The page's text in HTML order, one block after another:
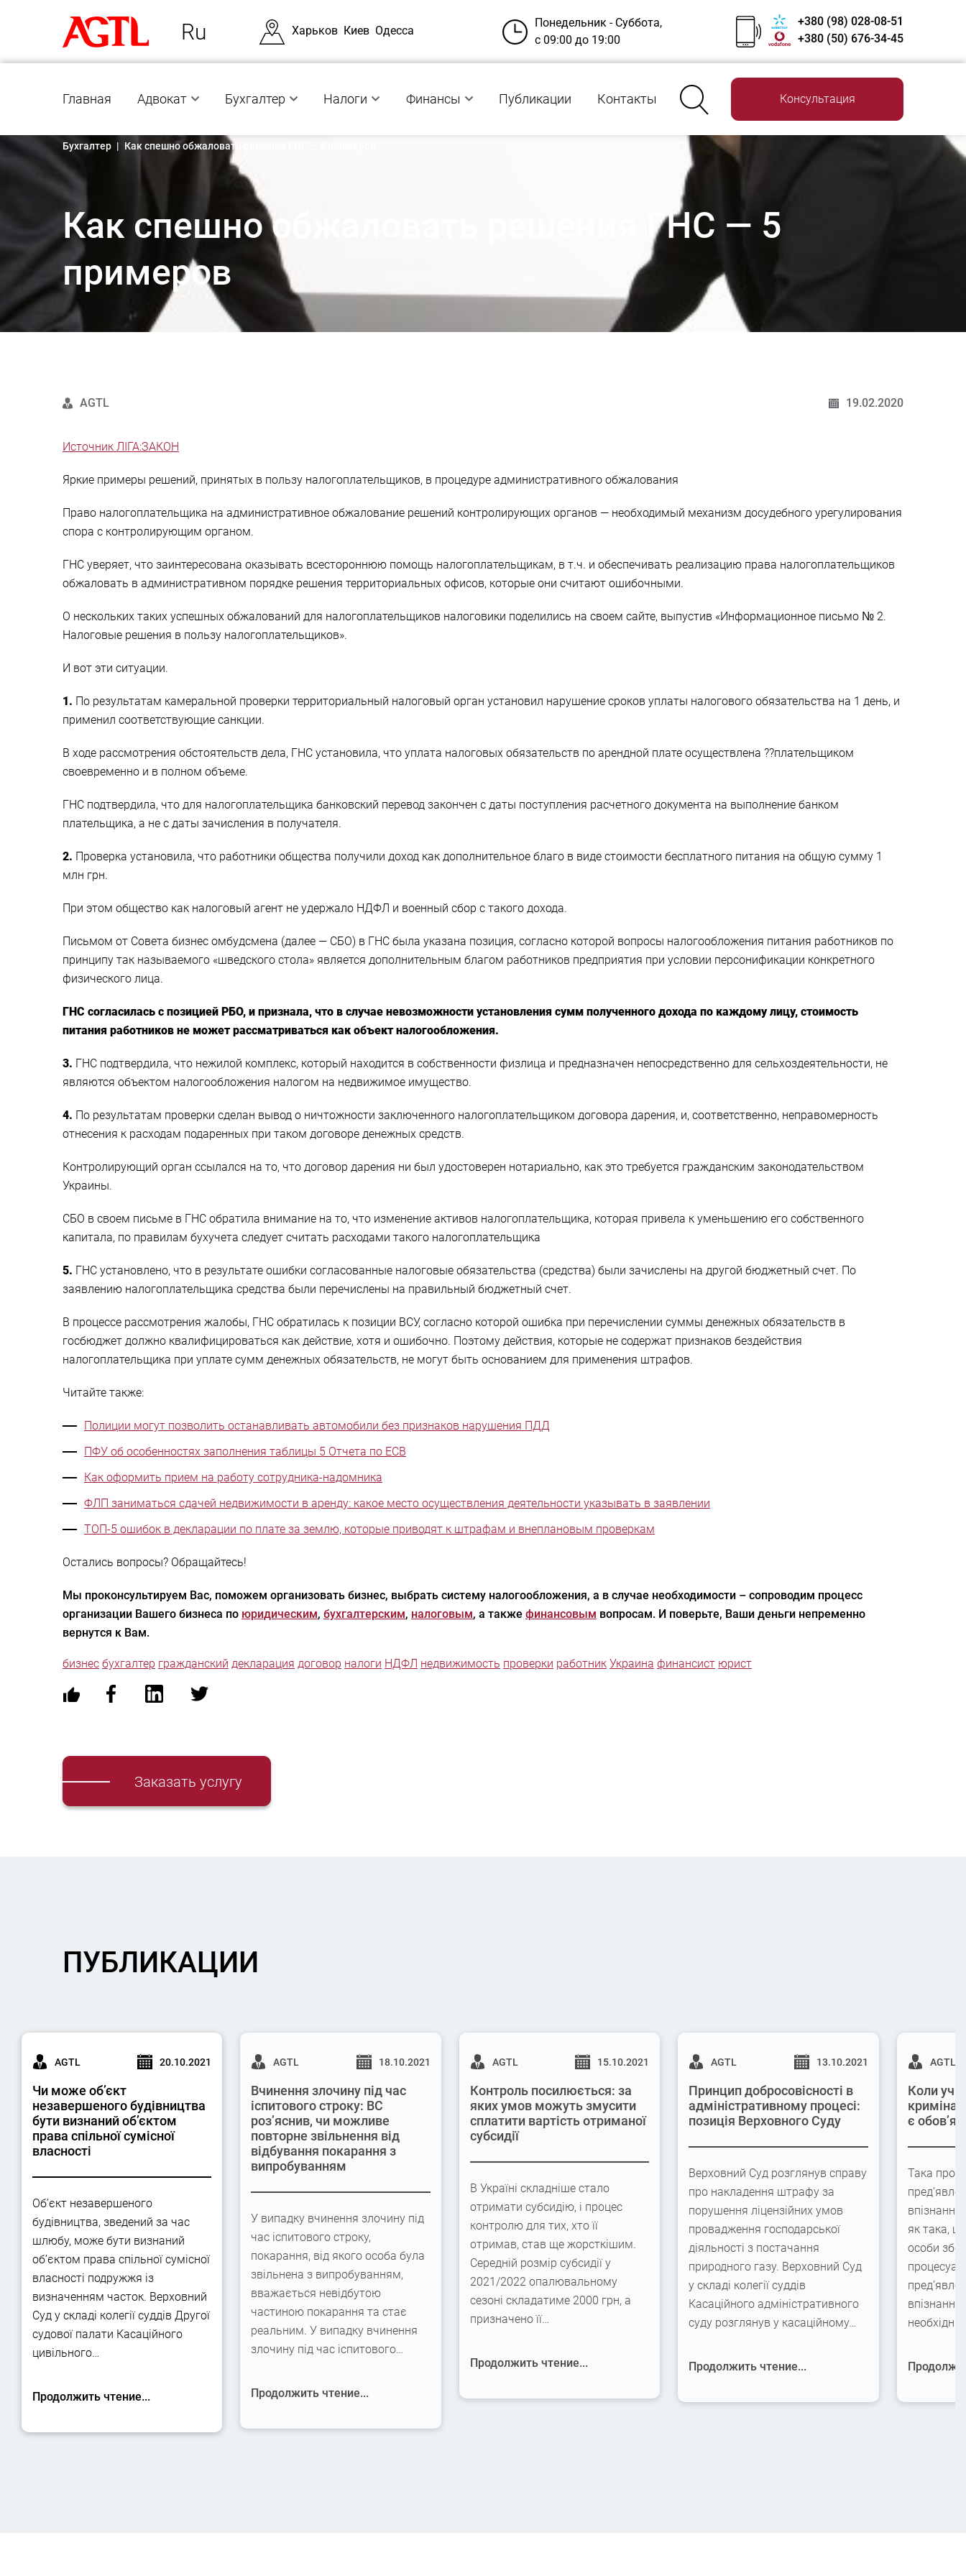
Ru Харьков Киев Одесса
Понедельник - Суббота,
с 09:00 до 19:00
+380 (98) 028-08-51
+380 (50) 676-34-45
Главная Адвокат Бухгалтер Налоги Финансы Публикации Контакты Консультация
Бухгалтер | Как спешно обжаловать решения ГНС — 5 примеров
Как спешно обжаловать решения ГНС — 5
примеров
AGTL 19.02.2020
Источник ЛІГА:ЗАКОН
Яркие примеры решений, принятых в пользу налогоплательщиков, в процедуре административного обжалования
Право налогоплательщика на административное обжалование решений контролирующих органов — необходимый механизм досудебного урегулирования
спора с контролирующим органом.
ГНС уверяет, что заинтересована оказывать всестороннюю помощь налогоплательщикам, в т.ч. и обеспечивать реализацию права налогоплательщиков
обжаловать в административном порядке решения территориальных офисов, которые они считают ошибочными.
О нескольких таких успешных обжалований для налогоплательщиков налоговики поделились на своем сайте, выпустив «Информационное письмо № 2.
Налоговые решения в пользу налогоплательщиков».
И вот эти ситуации.
1. По результатам камеральной проверки территориальный налоговый орган установил нарушение сроков уплаты налогового обязательства на 1 день, и
применил соответствующие санкции.
В ходе рассмотрения обстоятельств дела, ГНС установила, что уплата налоговых обязательств по арендной плате осуществлена ??плательщиком
своевременно и в полном объеме.
ГНС подтвердила, что для налогоплательщика банковский перевод закончен с даты поступления расчетного документа на выполнение банком
плательщика, а не с даты зачисления в получателя.
2. Проверка установила, что работники общества получили доход как дополнительное благо в виде стоимости бесплатного питания на общую сумму 1
млн грн.
При этом общество как налоговый агент не удержало НДФЛ и военный сбор с такого дохода.
Письмом от Совета бизнес омбудсмена (далее — СБО) в ГНС была указана позиция, согласно которой вопросы налогообложения питания работников по
принципу так называемого «шведского стола» является дополнительным благом работников предприятия при условии персонификации конкретного
физического лица.
ГНС согласилась с позицией РБО, и признала, что в случае невозможности установления сумм полученного дохода по каждому лицу, стоимость
питания работников не может рассматриваться как объект налогообложения.
3. ГНС подтвердила, что нежилой комплекс, который находится в собственности физлица и предназначен непосредственно для сельхоздеятельности, не
являются объектом налогообложения налогом на недвижимое имущество.
4. По результатам проверки сделан вывод о ничтожности заключенного налогоплательщиком договора дарения, и, соответственно, неправомерность
отнесения к расходам подаренных при таком договоре денежных средств.
Контролирующий орган ссылался на то, что договор дарения ни был удостоверен нотариально, как это требуется гражданским законодательством
Украины.
СБО в своем письме в ГНС обратила внимание на то, что изменение активов налогоплательщика, которая привела к уменьшению его собственного
капитала, по правилам бухучета следует считать расходами такого налогоплательщика
5. ГНС установлено, что в результате ошибки согласованные налоговые обязательства (средства) были зачислены на другой бюджетный счет. По
заявлению налогоплательщика средства были перечислены на правильный бюджетный счет.
В процессе рассмотрения жалобы, ГНС обратилась к позиции ВСУ, согласно которой ошибка при перечислении суммы денежных обязательств в
госбюджет должно квалифицироваться как действие, хотя и ошибочно. Поэтому действия, которые не содержат признаков бездействия
налогоплательщика при уплате сумм денежных обязательств, не могут быть основанием для применения штрафов.
Читайте также:
Полиции могут позволить останавливать автомобили без признаков нарушения ПДД
ПФУ об особенностях заполнения таблицы 5 Отчета по ЕСВ
Как оформить прием на работу сотрудника-надомника
ФЛП заниматься сдачей недвижимости в аренду: какое место осуществления деятельности указывать в заявлении
ТОП-5 ошибок в декларации по плате за землю, которые приводят к штрафам и внеплановым проверкам
Остались вопросы? Обращайтесь!
Мы проконсультируем Вас, поможем организовать бизнес, выбрать систему налогообложения, а в случае необходимости – сопроводим процесс
организации Вашего бизнеса по юридическим, бухгалтерским, налоговым, а также финансовым вопросам. И поверьте, Ваши деньги непременно
вернутся к Вам.
бизнес бухгалтер гражданский декларация договор налоги НДФЛ недвижимость проверки работник Украина финансист юрист
Заказать услугу
ПУБЛИКАЦИИ
AGTL 20.10.2021
Чи може об’єкт
незавершеного будівництва
бути визнаний об’єктом
права спільної сумісної
власності
Об’єкт незавершеного
будівництва, зведений за час
шлюбу, може бути визнаний
об’єктом права спільної сумісної
власності подружжя із
визначенням часток. Верховний
Суд у складі колегії суддів Другої
судової палати Касаційного
цивільного…
Продолжить чтение...
AGTL 18.10.2021
Вчинення злочину під час
іспитового строку: ВС
роз’яснив, чи можливе
повторне звільнення від
відбування покарання з
випробуванням
У випадку вчинення злочину під
час іспитового строку,
покарання, від якого особа була
звільнена з випробуванням,
вважається невідбутою
частиною покарання та стає
реальним. У випадку вчинення
злочину під час іспитового…
Продолжить чтение...
AGTL 15.10.2021
Контроль посилюється: за
яких умов можуть змусити
сплатити вартість отриманої
субсидії
В Україні складніше стало
отримати субсидію, і процес
контролю для тих, хто її
отримав, став ще жорсткішим.
Середній розмір субсидії у
2021/2022 опалювальному
сезоні складатиме 2000 грн, а
призначено її…
Продолжить чтение...
AGTL 13.10.2021
Принцип добросовісності в
адміністративному процесі:
позиція Верховного Суду
Верховний Суд розглянув справу
про накладення штрафу за
порушення ліцензійних умов
провадження господарської
діяльності з постачання
природного газу. Верховний Суд
у складі колегії суддів
Касаційного адміністративного
суду розглянув у касаційному…
Продолжить чтение...
AGTL
Коли
є
Така
як така,
особи